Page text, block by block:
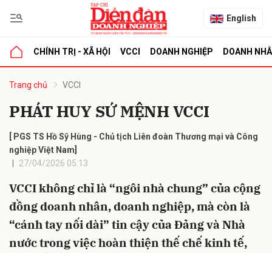
English
CHÍNH TRỊ - XÃ HỘI VCCI DOANH NGHIỆP DOANH
Trang chủ VCCI
PHÁT HUY SỨ MỆNH VCCI
[ PGS TS Hồ Sỹ Hùng - Chủ tịch Liên đoàn Thương mại và Công
nghiệp Việt Nam]
27/04/2026 05:13
VCCI không chỉ là “ngôi nhà chung” của cộng
đồng doanh nhân, doanh nghiệp, mà còn là
“cánh tay nối dài” tin cậy của Đảng và Nhà
nước trong việc hoàn thiện thế chế kinh tế,
luận
Hủy